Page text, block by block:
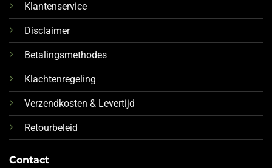
Klantenservice
Disclaimer
Betalingsmethodes
Klachtenregeling
Verzendkosten & Levertijd
Retourbeleid
Contact